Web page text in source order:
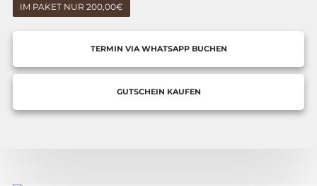
IM PAKET NUR 200,00€
TERMIN VIA WHATSAPP BUCHEN
GUTSCHEIN KAUFEN